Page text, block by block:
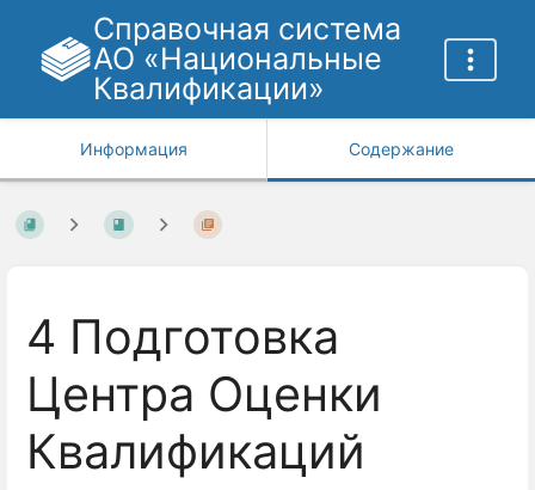
Справочная система
АО «Национальные
Квалификации»
Информация Содержание
4 Подготовка
Центра Оценки
Квалификаций